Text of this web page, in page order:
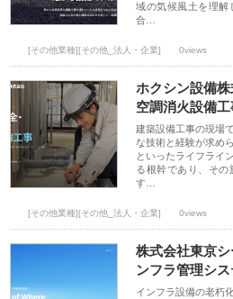
域の気候風土を理解
合…
[その他業種][その他_法人・企業] 0views
ホクシン設備
空調消火設備
建築設備工事の現場
な技術と経験が求め
といったライフライ
る根幹であり、その
す…
[その他業種][その他_法人・企業] 0views
株式会社東京
ンフラ管理シ
インフラ設備の老朽